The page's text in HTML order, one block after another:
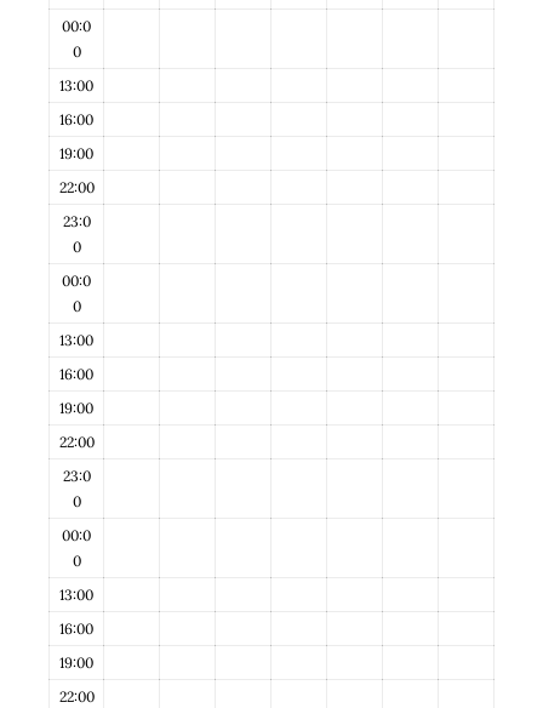
00:0
0
13:00
16:00
19:00
22:00
23:0
0
00:0
0
13:00
16:00
19:00
22:00
23:0
0
00:0
0
13:00
16:00
19:00
22:00